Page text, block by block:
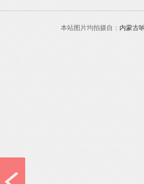
本站图片均拍摄自： 内蒙古